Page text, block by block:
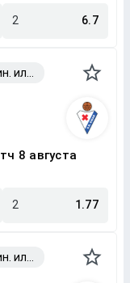
2 6.7
8 августа
2 1.77